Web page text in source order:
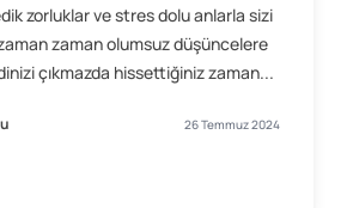
zorluklar ve stres dolu anlarla sizi
zaman olumsuz düşüncelere
çıkmazda hissettiğiniz zaman...
26 Temmuz 2024